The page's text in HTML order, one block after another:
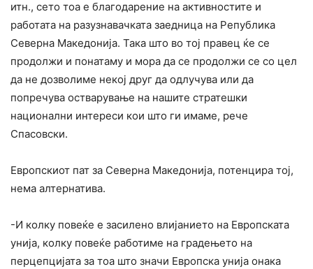
итн., сето тоа е благодарение на активностите и
работата на разузнавачката заедница на Република
Северна Македонија. Така што во тој правец ќе се
продолжи и понатаму и мора да се продолжи се со цел
да не дозволиме некој друг да одлучува или да
попречува остварување на нашите стратешки
национални интереси кои што ги имаме, рече
Спасовски.
Европскиот пат за Северна Македонија, потенцира тој,
нема алтернатива.
-И колку повеќе е засилено влијанието на Европската
унија, колку повеќе работиме на градењето на
перцепцијата за тоа што значи Европска унија онака